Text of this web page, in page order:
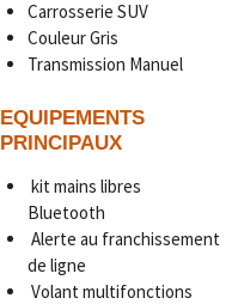
Carrosserie SUV
Couleur Gris
Transmission Manuel
EQUIPEMENTS
PRINCIPAUX
kit mains libres
Bluetooth
Alerte au franchissement
de ligne
Volant multifonctions